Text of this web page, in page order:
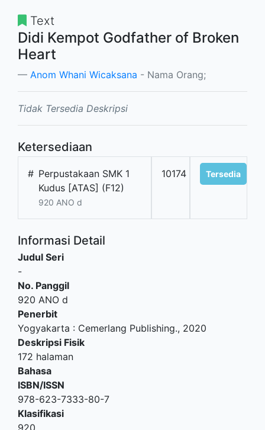
Text
Didi Kempot Godfather of Broken
Heart
Anom Whani Wicaksana - Nama Orang;
Tidak Tersedia Deskripsi
Ketersediaan
# Perpustakaan SMK 1
Kudus [ATAS] (F12)
920 ANO d
10174 Tersedia
Informasi Detail
Judul Seri
-
No. Panggil
920 ANO d
Penerbit
Yogyakarta : Cemerlang Publishing., 2020
Deskripsi Fisik
172 halaman
Bahasa
ISBN/ISSN
978-623-7333-80-7
Klasifikasi